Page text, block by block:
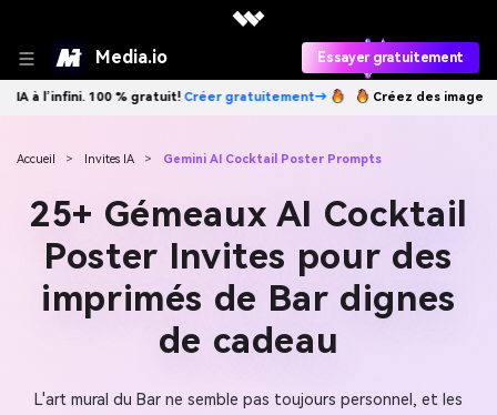
Media.io Essayer gratuitement
gratuitement→ Créez des images IA à l’infini. 100 % gratuit!
Accueil > Invites IA > Gemini AI Cocktail Poster Prompts
25+ Gémeaux AI Cocktail
Poster Invites pour des
imprimés de Bar dignes
de cadeau
L'art mural du Bar ne semble pas toujours personnel, et les